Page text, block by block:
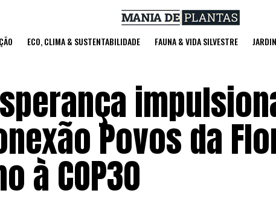
ECO, CLIMA & SUSTENTABILIDADE FAUNA & VIDA SILVESTRE
Povos da
à COP30